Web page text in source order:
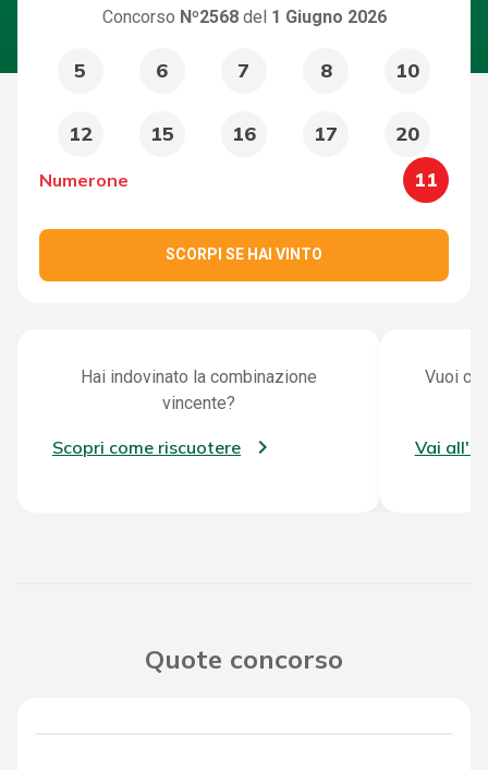
Concorso Nº2568del 1 Giugno 2026
5 6 7 8 10
12 15 16 17 20
Numerone 11
SCORPI SE HAI VINTO
Hai indovinato la combinazione
vincente?
Scopri come riscuotere
Vuoi
Vai
Quote concorso